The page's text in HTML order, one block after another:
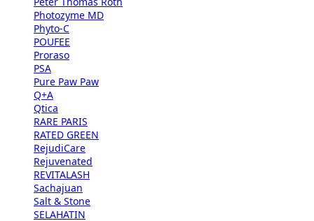
Photozyme MD
Phyto-C
POUFEE
Proraso
PSA
Pure Paw Paw
Q+A
Qtica
RARE PARIS
RATED GREEN
RejudiCare
Rejuvenated
REVITALASH
Sachajuan
Salt & Stone
SELAHATIN